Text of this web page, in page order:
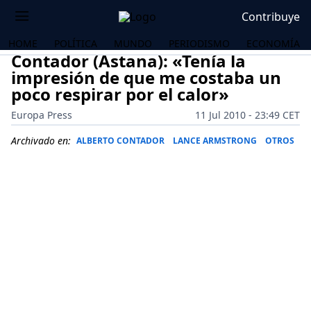
Contribuye
HOME POLÍTICA MUNDO PERIODISMO ECONOMÍA
Contador (Astana): «Tenía la
impresión de que me costaba un
poco respirar por el calor»
Europa Press
11 Jul 2010 - 23:49 CET
Archivado en: ALBERTO CONTADOR LANCE ARMSTRONG OTROS